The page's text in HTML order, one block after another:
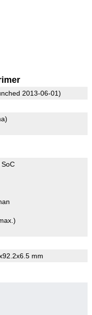
2013-06-01)
mm